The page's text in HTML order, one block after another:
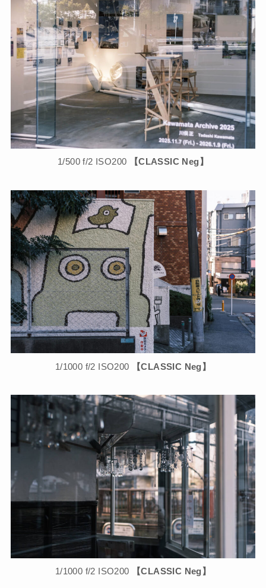
1/500 f/2 ISO200 【CLASSIC Neg】
1/1000 f/2 ISO200 【CLASSIC Neg】
1/1000 f/2 ISO200 【CLASSIC Neg】